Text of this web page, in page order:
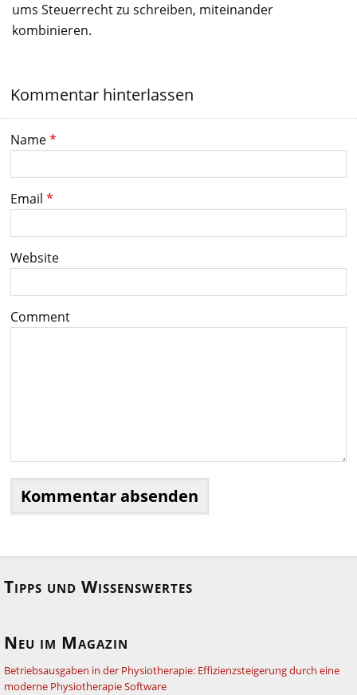
ums Steuerrecht zu schreiben, miteinander
kombinieren.
Kommentar hinterlassen
Name*
Email *
Website
Comment
Tipps und Wissenswertes
Neu im Magazin
Betriebsausgaben in der Physiotherapie: Effizienzsteigerung durch eine
moderne Physiotherapie Software